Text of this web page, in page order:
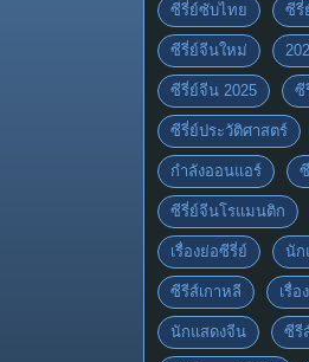
ซีรี่ย์ซับไทย ซีรี่
ซีรี่ย์จีนใหม่
ซีรี่ย์จีน 2025 ซี
ซีรี่ย์ประวัติศาสตร์
กำลังออนแอร์
ซีรี่ย์จีนโรแมนติก
เรื่องย่อซีรี่ย์ นัก
ซีรีส์เกาหลี เรื่อ
นักแสดงจีน ซีรี